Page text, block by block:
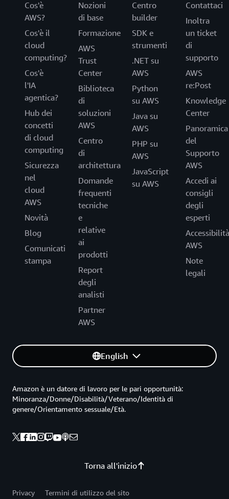
Cos'è
AWS?
Cos'è il
cloud
computing?
Cos'è
l'IA
agentica?
Hub dei
concetti
di cloud
computing
Sicurezza
nel
cloud
AWS
Novità
Blog
Comunicati
stampa
Nozioni
di base
Formazione
AWS
Trust
Center
Biblioteca
di
soluzioni
AWS
Centro
di
architettura
Domande
frequenti
tecniche
e
relative
ai
prodotti
Report
degli
analisti
Partner
AWS
Centro
builder
SDK e
strumenti
.NET su
AWS
Python
su AWS
Java su
AWS
PHP su
AWS
JavaScript
su AWS
Contattaci
Inoltra
un ticket
di
supporto
AWS
re:Post
Knowledge
Center
Panoramica
del
Supporto
AWS
Accedi ai
consigli
degli
esperti
Accessibilità
AWS
Note
legali
English
Torna all'inizio
Amazon è un datore di lavoro per le pari opportunità:
Minoranza/Donne/Disabilità/Veterano/Identità di
genere/Orientamento sessuale/Età.
Privacy Termini di utilizzo del sito